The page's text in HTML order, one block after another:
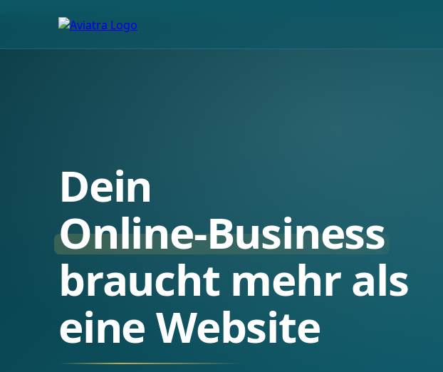
Dein
Online-Business
braucht mehr als
eine Website